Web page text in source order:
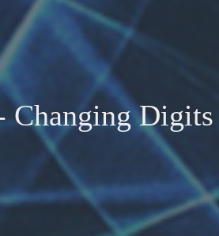
Changing Digits